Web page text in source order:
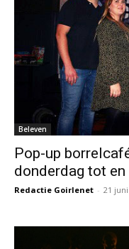
Beleven
Pop-up
donderdag tot
Redactie Goirlenet - 21 juni